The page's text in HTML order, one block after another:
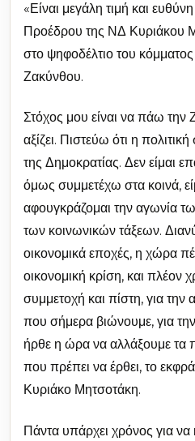
«Είναι μεγάλη τιμή και
Προέδρου της ΝΔ Κυριάκου
στο ψηφοδέλτιο του
Ζακύνθου.
Στόχος μου είναι να πάω την
αξίζει. Πιστεύω ότι η
της Δημοκρατίας. Δεν είμαι
όμως συμμετέχω στα κοινά,
αφουγκράζομαι την αγωνία
των κοινωνικών τάξεων.
οικονομικά εποχές, η χώρα
οικονομική κρίση, και πλέον
συμμετοχή και πίστη, για
που σήμερα βιώνουμε, για
ήρθε η ώρα να αλλάξουμε τα
που πρέπει να έρθει, το
Κυριάκο Μητσοτάκη.
Πάντα υπάρχει χρόνος για